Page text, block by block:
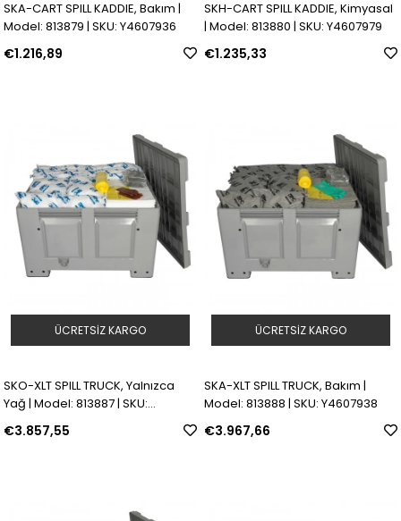
SKA-CART SPILL KADDIE, Bakım |
Model: 813879 | SKU: Y4607936
€1.216,89
SKH-CART SPILL KADDIE, Kimyasal
| Model: 813880 | SKU: Y4607979
€1.235,33
SKO-XLT SPILL TRUCK, Yalnızca
Yağ | Model: 813887 | SKU:
Y4607957
€3.857,55
ÜCRETSIZ KARGO
SKA-XLT SPILL TRUCK, Bakım |
Model: 813888 | SKU: Y4607938
€3.967,66
ÜCRETSIZ KARGO